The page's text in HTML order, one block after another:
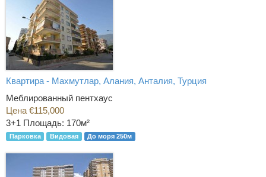
Квартира - Махмутлар, Алания, Анталия, Турция
Меблированный пентхаус
Цена €115,000
3+1 Площадь: 170м²
Парковка Видовая До моря 250м